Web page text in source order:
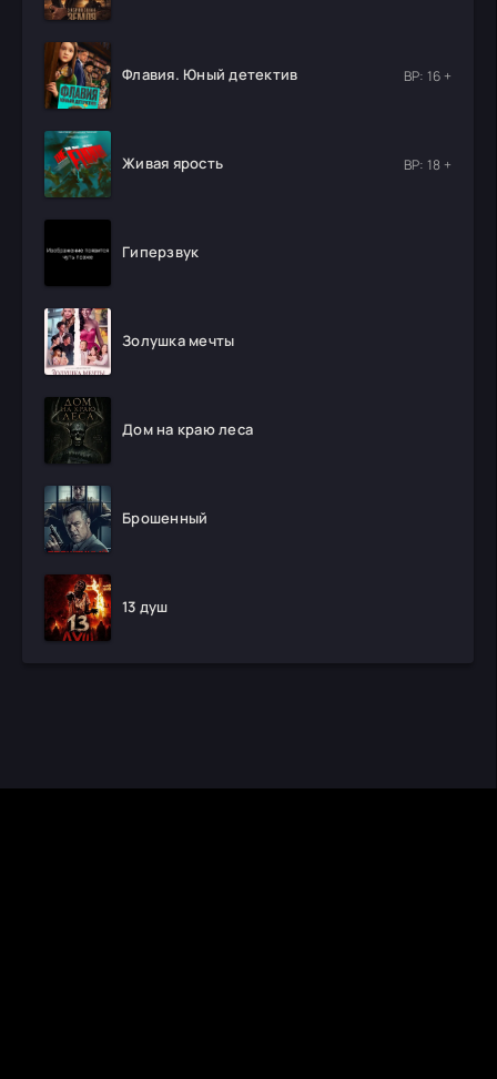
Флавия. Юный детектив ВР: 16 +
Живая ярость ВР: 18 +
Гиперзвук
Золушка мечты
Дом на краю леса
Брошенный
13 душ